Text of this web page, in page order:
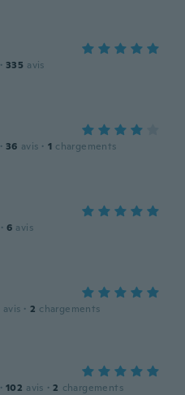
· 335 avis
· 36 avis · 1 chargements
· 6 avis
avis · 2 chargements
· 102 avis · 2 chargements